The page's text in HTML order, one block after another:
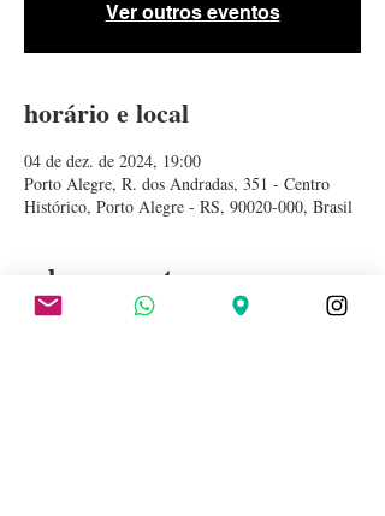
Ver outros eventos
horário e local
04 de dez. de 2024, 19:00
Porto Alegre, R. dos Andradas, 351 - Centro
Histórico, Porto Alegre - RS, 90020-000, Brasil
sobre o evento